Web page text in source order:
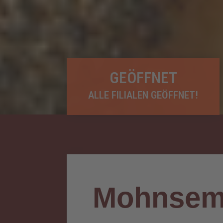
GEÖFFNET
ALLE FILIALEN GEÖFFNET!